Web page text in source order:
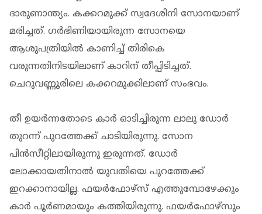
ദാരുണാന്ത്യം. കക്കറമുക്ക് സ്വദേശിനി സോനയാണ്
മരിച്ചത്. ​ഗർഭിണിയായിരുന്ന സോനയെ​
ആശുപത്രിയിൽ കാണിച്ച് തിരികെ
വരുന്നതിനിടയിലാണ് കാറിന് തീപ്പിടിച്ചത്.
ചെറുവണ്ണൂരിലെ കക്കറമുക്കിലാണ് സംഭവം.
തീ ഉയർന്നതോടെ കാർ ഓടിച്ചിരുന്ന ലാലു ഡോർ
തുറന്ന് പുറത്തേക്ക് ചാടിയിരുന്നു. സോന
പിൻസീറ്റിലായിരുന്നു ഇരുന്നത്. ഡോർ
ലോക്കായതിനാൽ യുവതിയെ പുറത്തേക്ക്
ഇറക്കാനായില്ല. ഫയർഫോഴ്സ് എത്തുമ്പോഴേക്കും
കാർ പൂർണമായും കത്തിയിരുന്നു. ഫയർഫോഴ്സും